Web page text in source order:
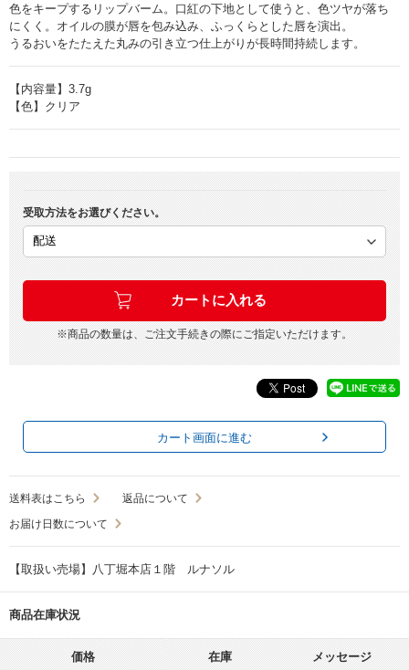
色をキープするリップバーム。口紅の下地として使うと、色ツヤが落ち
にくく。オイルの膜が唇を包み込み、ふっくらとした唇を演出。
うるおいをたたえた丸みの引き立つ仕上がりが長時間持続します。
【内容量】3.7g
【色】クリア
受取方法をお選びください。
※商品の数量は、ご注文手続きの際にご指定いただけます。
カート画面に進む
送料表はこちら
返品について
お届け日数について
【取扱い売場】八丁堀本店１階 ルナソル
商品在庫状況
価格 在庫 メッセージ